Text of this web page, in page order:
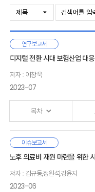
보장성 상품 위주로 영업정책
곧 보험회사의 수익성을 증
많은 영향을 미치므로 감독당
대한 엄격한 검증을 요구할
새로운 지급여력제도인 K-
등을 활용하여 지급여력비율을
대다수 보험회사가 평가지표
이에 따라 수익성 높은 상품
더욱 심화될 것으로 예상된
아니라 금리 등 시장위험을 고
리스크에 기반을 둔 가치경영
시가평가 기반의 새로운 보
변동성을 증폭시킬 수 있으
제고를 위해 모니터링·관리·제
1. 연구배경 및 목적
2. 선행 연구
3. 연구 내용 및 구성
Ⅱ. IFRS17 주요 내용과 설
2. 주요 내용
3. 설문 조사
4. 소결
1. 개요
2. 수익
3. 이익
4. 자본
연구보고서
디지털 전환 시대 보험산업 대
저자 : 이창욱
2023-07
목차
최근 보험연구원의 설
급격한 경제환경 변화와
중요성을 가장 강조하고 있다.
Ⅰ. 서론
1. 연구 배경
2. 연구 방법 및 구성
이슈보고서
노후 의료비 재원 마련을 위한
저자 : 김규동,정원석,강윤지
2023-06